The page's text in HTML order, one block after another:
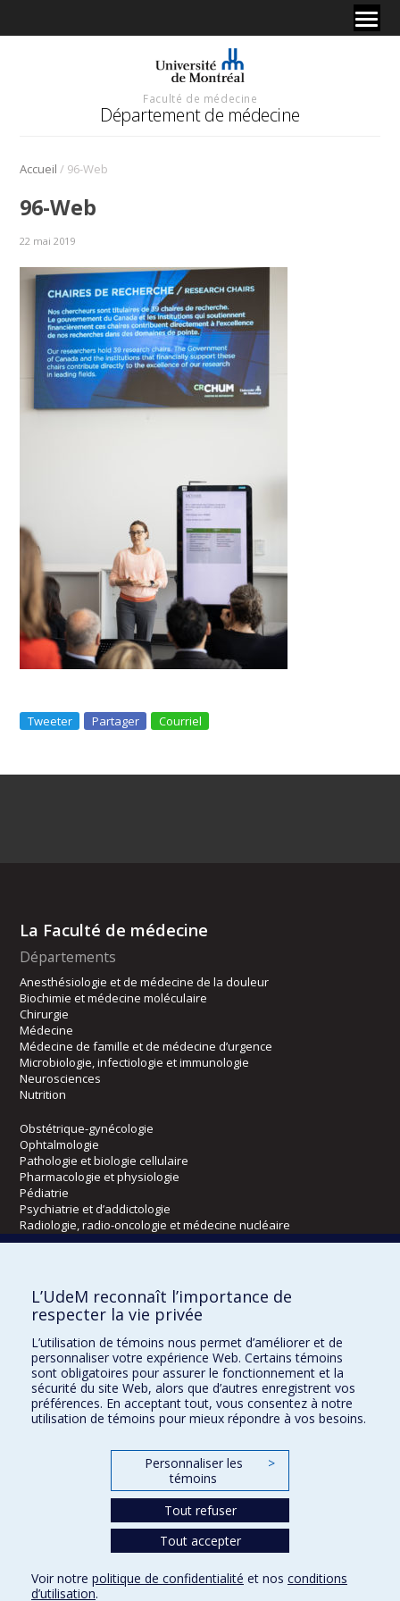
Faculté de médecine
Département de médecine
Accueil / 96-Web
96-Web
22 mai 2019
Tweeter Partager Courriel
La Faculté de médecine
Départements
Anesthésiologie et de médecine de la douleur
Biochimie et médecine moléculaire
Chirurgie
Médecine
Médecine de famille et de médecine d’urgence
Microbiologie, infectiologie et immunologie
Neurosciences
Nutrition
Obstétrique-gynécologie
Ophtalmologie
Pathologie et biologie cellulaire
Pharmacologie et physiologie
Pédiatrie
Psychiatrie et d’addictologie
Radiologie, radio-oncologie et médecine nucléaire
Kinésiologie et des sciences de l’activité physique
Orthophonie et audiologie
Réadaptation
Directions
DPC
CPASS
L’UdeM reconnaît l’importance de
respecter la vie privée
L’utilisation de témoins nous permet d’améliorer et de
personnaliser votre expérience Web. Certains témoins
sont obligatoires pour assurer le fonctionnement et la
sécurité du site Web, alors que d’autres enregistrent vos
préférences. En acceptant tout, vous consentez à notre
utilisation de témoins pour mieux répondre à vos besoins.
Personnaliser les
témoins
>
Tout refuser
Tout accepter
Voir notre politique de confidentialité et nos conditions
d’utilisation.